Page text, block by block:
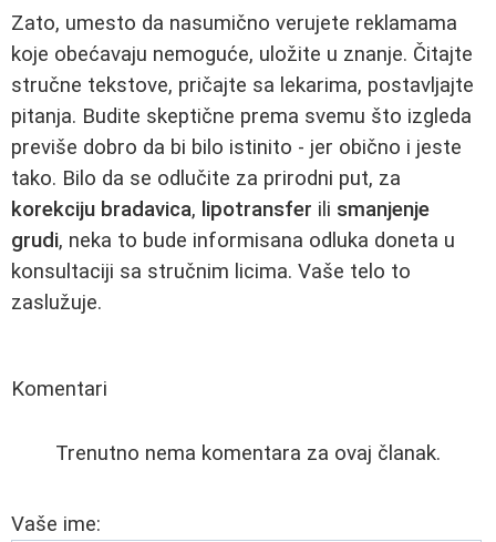
Zato, umesto da nasumično verujete reklamama
koje obećavaju nemoguće, uložite u znanje. Čitajte
stručne tekstove, pričajte sa lekarima, postavljajte
pitanja. Budite skeptične prema svemu što izgleda
previše dobro da bi bilo istinito - jer obično i jeste
tako. Bilo da se odlučite za prirodni put, za
korekciju bradavica, lipotransfer ili smanjenje
grudi, neka to bude informisana odluka doneta u
konsultaciji sa stručnim licima. Vaše telo to
zaslužuje.
Komentari
Trenutno nema komentara za ovaj članak.
Vaše ime: